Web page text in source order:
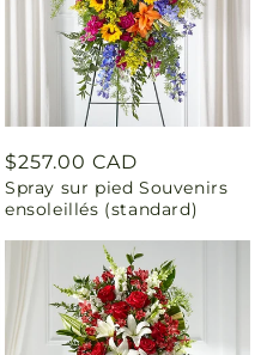
Prix
habituel
$257.00 CAD
Spray sur pied Souvenirs
ensoleillés (standard)